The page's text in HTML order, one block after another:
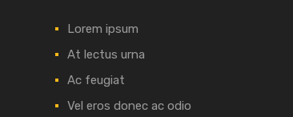
Lorem ipsum
At lectus urna
Ac feugiat
Vel eros donec ac odio